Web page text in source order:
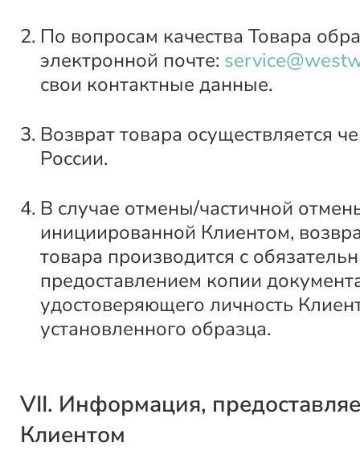
По вопросам качества Товара
электронной почте:
свои контактные данные.
Возврат товара осуществляется
России.
В случае отмены/частичной
инициированной Клиентом,
товара производится с
предоставлением копии
удостоверяющего личность
установленного образца.
VII. Информация,
Клиентом